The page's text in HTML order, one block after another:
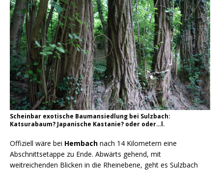
Scheinbar exotische Baumansiedlung bei Sulzbach:
Katsurabaum? Japanische Kastanie? oder oder…l.
Offiziell wäre bei Hembach nach 14 Kilometern eine
Abschnittsetappe zu Ende. Abwärts gehend, mit
weitreichenden Blicken in die Rheinebene, geht es Sulzbach